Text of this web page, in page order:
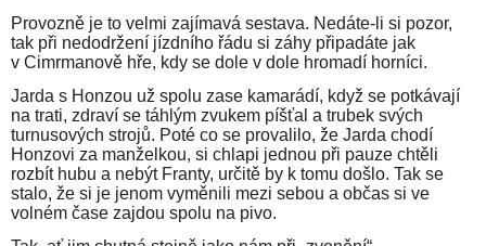
Provozně je to velmi zajímavá sestava. Nedáte-li si pozor,
tak při nedodržení jízdního řádu si záhy připadáte jak
v Cimrmanově hře, kdy se dole v dole hromadí horníci.
Jarda s Honzou už spolu zase kamarádí, když se potkávají
na trati, zdraví se táhlým zvukem píšťal a trubek svých
turnusových strojů. Poté co se provalilo, že Jarda chodí
Honzovi za manželkou, si chlapi jednou při pauze chtěli
rozbít hubu a nebýt Franty, určitě by k tomu došlo. Tak se
stalo, že si je jenom vyměnili mezi sebou a občas si ve
volném čase zajdou spolu na pivo.